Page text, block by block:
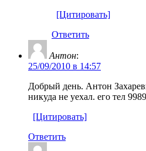
[Цитировать]
Ответить
Антон:
25/09/2010 в 14:57
Добрый день. Антон
никуда не уехал. его тел
[Цитировать]
Ответить